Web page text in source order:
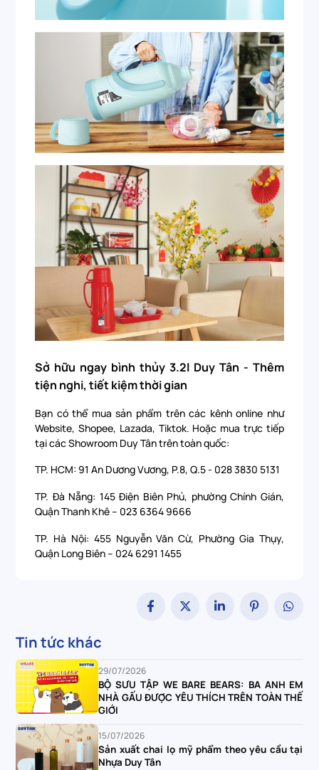
Sở hữu ngay bình thủy 3.2l Duy Tân - Thêm
tiện nghi, tiết kiệm thời gian
Bạn có thể mua sản phẩm trên các kênh online như
Website, Shopee, Lazada, Tiktok. Hoặc mua trực tiếp
tại các Showroom Duy Tân trên toàn quốc:
TP. HCM: 91 An Dương Vương, P.8, Q.5 - 028 3830 5131
TP. Đà Nẵng: 145 Điện Biên Phủ, phường Chính Gián,
Quận Thanh Khê – 023 6364 9666
TP. Hà Nội: 455 Nguyễn Văn Cừ, Phường Gia Thụy,
Quận Long Biên – 024 6291 1455
Tin tức khác
29/07/2026
BỘ SƯU TẬP WE BARE BEARS: BA ANH EM
NHÀ GẤU ĐƯỢC YÊU THÍCH TRÊN TOÀN THẾ
GIỚI
15/07/2026
Sản xuất chai lọ mỹ phẩm theo yêu cầu tại
Nhựa Duy Tân